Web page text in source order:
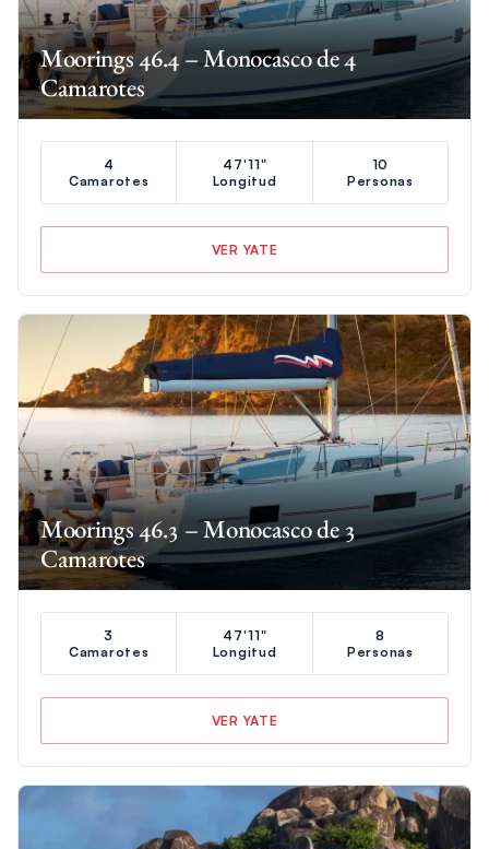
Moorings 46.4 – Monocasco de 4
Camarotes
4
Camarotes
47'11"
Longitud
10
Personas
VER YATE
Moorings 46.3 – Monocasco de 3
Camarotes
3
Camarotes
47'11"
Longitud
8
Personas
VER YATE